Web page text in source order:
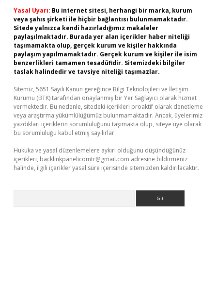
Yasal Uyarı: Bu internet sitesi, herhangi bir marka, kurum
veya şahıs şirketi ile hiçbir bağlantısı bulunmamaktadır.
Sitede yalnızca kendi hazırladığımız makaleler
paylaşılmaktadır. Burada yer alan içerikler haber niteliği
taşımamakta olup, gerçek kurum ve kişiler hakkında
paylaşım yapılmamaktadır. Gerçek kurum ve kişiler ile isim
benzerlikleri tamamen tesadüfidir. Sitemizdeki bilgiler
taslak halindedir ve tavsiye niteliği taşımazlar.
Sitemiz, 5651 Sayılı Kanun gereğince Bilgi Teknolojileri ve İletişim
Kurumu (BTK) tarafından onaylanmış bir Yer Sağlayıcı olarak hizmet
vermektedir. Bu nedenle, sitedeki içerikleri proaktif olarak denetleme
veya araştırma yükümlülüğümüz bulunmamaktadır. Ancak, üyelerimiz
yazdıkları içeriklerin sorumluluğunu taşımakta olup, siteye üye olarak
bu sorumluluğu kabul etmiş sayılırlar.
Hukuka ve yasal düzenlemelere aykırı olduğunu düşündüğünüz
içerikleri, backlinkpanelicomtr@gmail.com adresine bildirmeniz
halinde, ilgili içerikler yasal süre içerisinde sitemizden kaldırılacaktır.